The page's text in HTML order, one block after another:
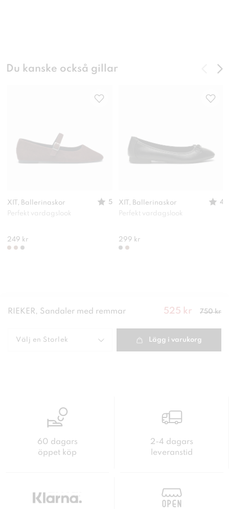
Du kanske också gillar
XIT, Ballerinaskor
5
Perfekt vardagslook
249 kr
XIT, Ballerinaskor
4
Perfekt vardagslook
299 kr
RIEKER, Sandaler med remmar
Nuvarande
krTidigare
pris
525 kr 750 kr
Välj en Storlek Lägg i varukorg
60 dagars
öppet köp
2-4 dagars
leveranstid